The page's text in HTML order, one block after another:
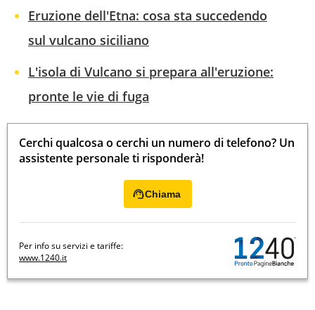
Eruzione dell'Etna: cosa sta succedendo
sul vulcano siciliano
L'isola di Vulcano si prepara all'eruzione:
pronte le vie di fuga
Cerchi qualcosa o cerchi un numero di telefono? Un
assistente personale ti risponderà!
Chiama
Per info su servizi e tariffe:
www.1240.it